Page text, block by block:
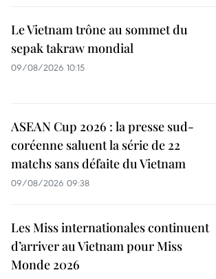
Le Vietnam trône au sommet du
sepak takraw mondial
09/08/2026 10:15
ASEAN Cup 2026 : la presse sud-
coréenne saluent la série de 22
matchs sans défaite du Vietnam
09/08/2026 09:38
Les Miss internationales continuent
d’arriver au Vietnam pour Miss
Monde 2026